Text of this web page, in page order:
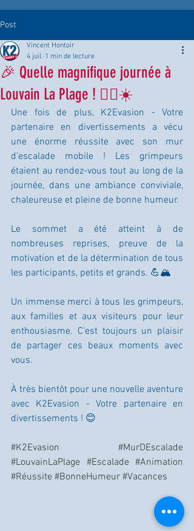
Post
🎉 Quelle magnifique journée à
Louvain La Plage ! 🧗‍♂️☀️
Vincent Hontoir
4 juil. 1 min de lecture
Une fois de plus, K2Evasion - Votre
partenaire en divertissements a vécu
une énorme réussite avec son mur
d'escalade mobile ! Les grimpeurs
étaient au rendez-vous tout au long de la
journée, dans une ambiance conviviale,
chaleureuse et pleine de bonne humeur.
Le sommet a été atteint à de
nombreuses reprises, preuve de la
motivation et de la détermination de tous
les participants, petits et grands. 💪🏔️
Un immense merci à tous les grimpeurs,
aux familles et aux visiteurs pour leur
enthousiasme. C'est toujours un plaisir
de partager ces beaux moments avec
vous.
À très bientôt pour une nouvelle aventure
avec K2Evasion - Votre partenaire en
divertissements ! 😊
#K2Evasion
#MurDEscalade
#LouvainLaPlage #Escalade #Animation
#Réussite #BonneHumeur #Vacances